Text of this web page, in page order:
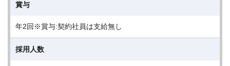
賞与
年2回※賞与:契約社員は支給無し
採用人数